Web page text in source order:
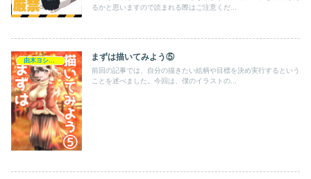
るかと思いますので読まれる際はご注意くだ...
まずは描いてみよう⑤
前回の記事では、自分の描きたい絵柄や目標を決め実行するという
ことを述べました。今回は、僕のイラストの...